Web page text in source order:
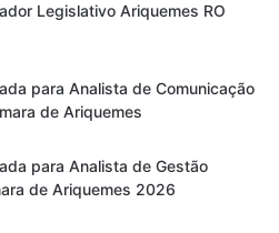
Legislativo Ariquemes RO
para Analista de Comunicação
de Ariquemes
para Analista de Gestão
de Ariquemes 2026